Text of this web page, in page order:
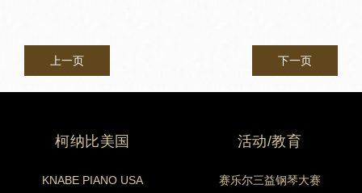
上一页 下一页
柯纳比美国
KNABE PIANO USA
活动/教育
赛乐尔三益钢琴大赛